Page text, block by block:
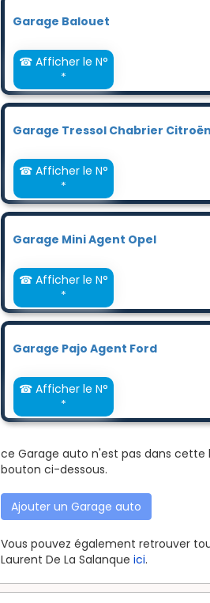
Garage Balouet
☎ Afficher le N°
*
Garage Tressol Chabrier
☎ Afficher le N°
*
Garage Mini Agent Opel
☎ Afficher le N°
*
Garage Pajo Agent Ford
☎ Afficher le N°
*
ce Garage auto n'est pas dans
bouton ci-dessous.
Ajouter un Garage auto
Vous pouvez également retrouver
Laurent De La Salanque ici.